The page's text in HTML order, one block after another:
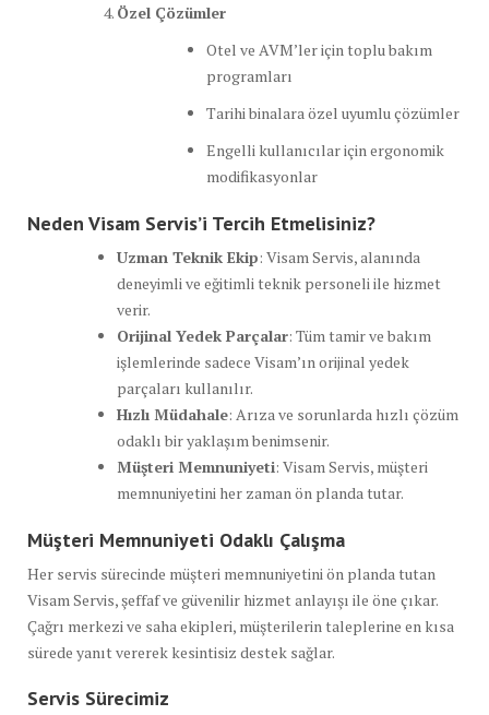
Özel Çözümler
Otel ve AVM’ler için toplu bakım
programları
Tarihi binalara özel uyumlu çözümler
Engelli kullanıcılar için ergonomik
modifikasyonlar
Neden Visam Servis’i Tercih Etmelisiniz?
Uzman Teknik Ekip: Visam Servis, alanında
deneyimli ve eğitimli teknik personeli ile hizmet
verir.
Orijinal Yedek Parçalar: Tüm tamir ve bakım
işlemlerinde sadece Visam’ın orijinal yedek
parçaları kullanılır.
Hızlı Müdahale: Arıza ve sorunlarda hızlı çözüm
odaklı bir yaklaşım benimsenir.
Müşteri Memnuniyeti: Visam Servis, müşteri
memnuniyetini her zaman ön planda tutar.
Müşteri Memnuniyeti Odaklı Çalışma
Her servis sürecinde müşteri memnuniyetini ön planda tutan
Visam Servis, şeffaf ve güvenilir hizmet anlayışı ile öne çıkar.
Çağrı merkezi ve saha ekipleri, müşterilerin taleplerine en kısa
sürede yanıt vererek kesintisiz destek sağlar.
Servis Sürecimiz